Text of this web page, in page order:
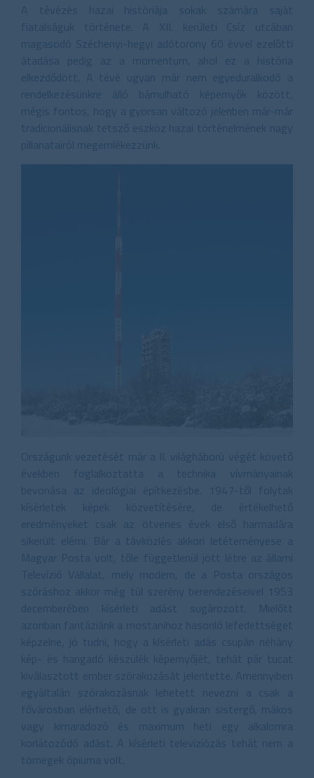
A tévézés hazai históriája sokak számára saját
fiatalságuk története. A XII. kerületi Csíz utcában
magasodó Széchenyi-hegyi adótorony 60 évvel ezelőtti
átadása pedig az a momentum, ahol ez a história
elkezdődött. A tévé ugyan már nem egyeduralkodó a
rendelkezésünkre álló bámulható képernyők között,
mégis fontos, hogy a gyorsan változó jelenben már-már
tradicionálisnak tetsző eszköz hazai történelmének nagy
pillanatairól megemlékezzünk.
Országunk vezetését már a II. világháború végét követő
években foglalkoztatta a technika vívmányainak
bevonása az ideológiai építkezésbe. 1947-től folytak
kísérletek képek közvetítésére, de értékelhető
eredményeket csak az ötvenes évek első harmadára
sikerült elérni. Bár a távközlés akkori letéteményese a
Magyar Posta volt, tőle függetlenül jött létre az állami
Televízió Vállalat, mely modern, de a Posta országos
szóráshoz akkor még túl szerény berendezéseivel 1953
decemberében kísérleti adást sugározott. Mielőtt
azonban fantáziánk a mostanihoz hasonló lefedettséget
képzelne, jó tudni, hogy a kísérleti adás csupán néhány
kép- és hangadó készülék képernyőjét, tehát pár tucat
kiválasztott ember szórakozását jelentette. Amennyiben
egyáltalán szórakozásnak lehetett nevezni a csak a
fővárosban elérhető, de ott is gyakran sistergő, mákos
vagy kimaradozó és maximum heti egy alkalomra
korlátozódó adást. A kísérleti televíziózás tehát nem a
tömegek ópiuma volt.